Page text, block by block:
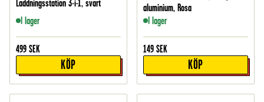
Laddningsstation 3-i-1, svart
I lager
499 SEK
KÖP
aluminium, Rosa
I lager
149 SEK
KÖP